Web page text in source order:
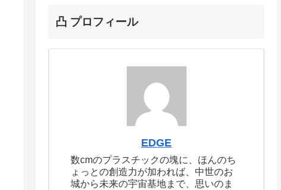
凸 プロフィール
EDGE
数cmのプラスチックの塊に、ほんのち
ょっとの創造力が加われば、中世のお
城から未来の宇宙基地まで、思いのま